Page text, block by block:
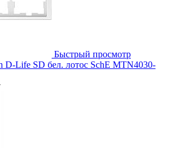
Быстрый просмотр
D-Life SD бел. лотос SchE MTN4030-